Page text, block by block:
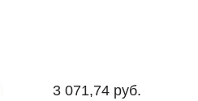
3 071,74 руб.